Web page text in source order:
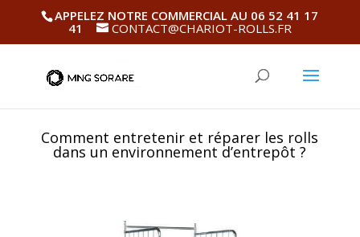
APPELEZ NOTRE COMMERCIAL AU 06 52 41 17
41
CONTACT@CHARIOT-ROLLS.FR
Comment entretenir et réparer les rolls
dans un environnement d’entrepôt ?